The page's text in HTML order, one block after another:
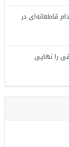
قاطعانه‌ای در
را نهایی